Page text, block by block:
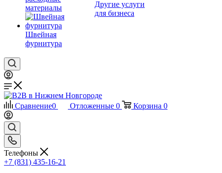
материалы
Швейная
фурнитура
Другие услуги
для бизнеса
Сравнение0 Отложенные 0 Корзина 0
Телефоны
+7 (831) 435-16-21